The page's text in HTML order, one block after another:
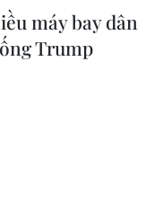
máy bay dân
Trump